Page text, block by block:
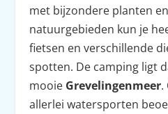
met bijzondere planten
natuurgebieden kun je
fietsen en verschillende
spotten. De camping ligt
mooie Grevelingenmeer.
allerlei watersporten